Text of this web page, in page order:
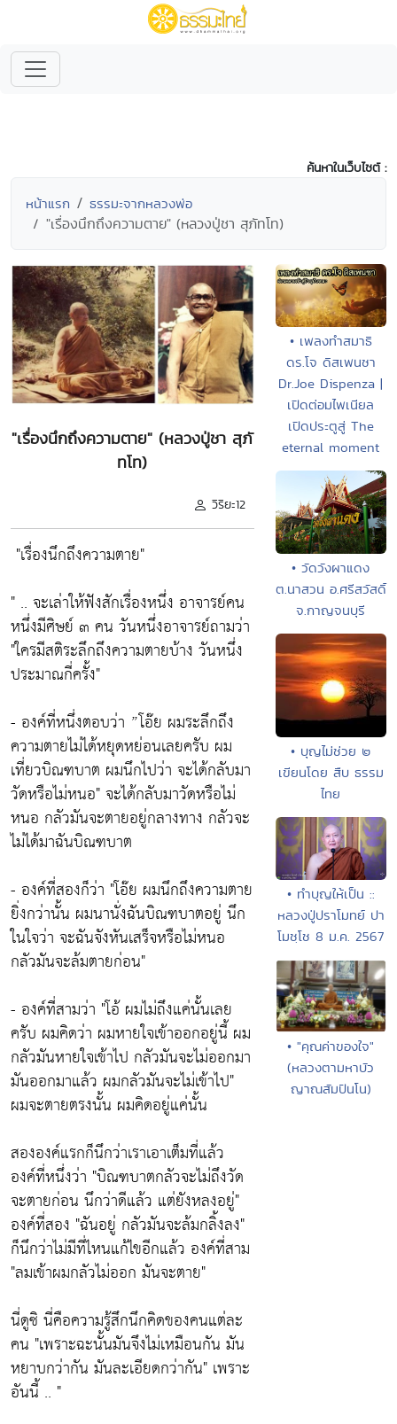
ค้นหาในเว็บไซต์ :
หน้าแรก ธรรมะจากหลวงพ่อ
"เรื่องนึกถึงความตาย" (หลวงปู่ชา สุภัทโท)
"เรื่องนึกถึงความตาย" (หลวงปู่ชา สุภั
ทโท)
วิริยะ12
"เรื่องนึกถึงความตาย"
" .. จะเล่าให้ฟังสักเรื่องหนึ่ง อาจารย์คน
หนึ่งมีศิษย์ ๓ คน วันหนึ่งอาจารย์ถามว่า
"ใครมีสติระลึกถึงความตายบ้าง วันหนึ่ง
ประมาณกี่ครั้ง"
- องค์ที่หนึ่งตอบว่า ”โอ๊ย ผมระลึกถึง
ความตายไม่ได้หยุดหย่อนเลยครับ ผม
เที่ยวบิณฑบาต ผมนึกไปว่า จะได้กลับมา
วัดหรือไม่หนอ"จะได้กลับมาวัดหรือไม่
หนอ กลัวมันจะตายอยู่กลางทาง กลัวจะ
ไม่ได้มาฉันบิณฑบาต
- องค์ที่สองก็ว่า "โอ๊ย ผมนึกถึงความตาย
ยิ่งกว่านั้น ผมนานั่งฉันบิณฑบาตอยู่ นึก
ในใจว่า จะฉันจังหันเสร็จหรือไม่หนอ
กลัวมันจะล้มตายก่อน"
- องค์ที่สามว่า "โอ้ ผมไม่ถึงแค่นั้นเลย
ครับ ผมคิดว่า ผมหายใจเข้าออกอยู่นี้ ผม
กลัวมันหายใจเข้าไป กลัวมันจะไม่ออกมา
มันออกมาแล้ว ผมกลัวมันจะไม่เข้าไป"
ผมจะตายตรงนั้น ผมคิดอยู่แค่นั้น
สององค์แรกก็นึกว่าเราเอาเต็มที่แล้ว
องค์ที่หนึ่งว่า "บิณฑบาตกลัวจะไม่ถึงวัด
จะตายก่อน นึกว่าดีแล้ว แต่ยังหลงอยู่"
องค์ที่สอง "ฉันอยู่ กลัวมันจะล้มกลิ้งลง"
ก็นึกว่าไม่มีที่ไหนแก้ไขอีกแล้ว องค์ที่สาม
"ลมเข้าผมกลัวไม่ออก มันจะตาย"
นี่ดูซิ นี่คือความรู้สึกนึกคิดของคนแต่ละ
คน "เพราะฉะนั้นมันจึงไม่เหมือนกัน มัน
หยาบกว่ากัน มันละเอียดกว่ากัน" เพราะ
อันนี้ .. "
• เพลงทำสมาธิ
ดร.โจ ดิสเพนซา
Dr.Joe Dispenza |
เปิดต่อมไพเนียล
เปิดประตูสู่ The
eternal moment
• วัดวังผาแดง
ต.นาสวน อ.ศรีสวัสดิ์
จ.กาญจนบุรี
• บุญไม่ช่วย ๒
เขียนโดย สืบ ธรรม
ไทย
• ทำบุญให้เป็น ::
หลวงปู่ปราโมทย์ ปา
โมชฺโช 8 ม.ค. 2567
• "คุณค่าของใจ"
(หลวงตามหาบัว
ญาณสัมปันโน)